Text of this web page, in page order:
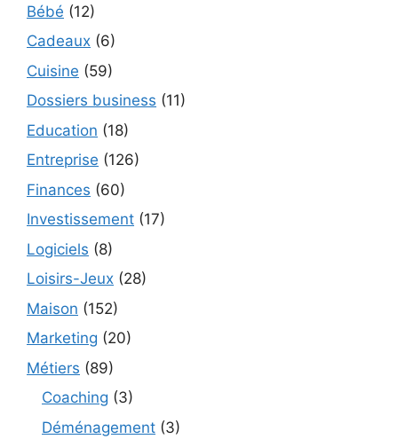
Bébé (12)
Cadeaux (6)
Cuisine (59)
Dossiers business (11)
Education (18)
Entreprise (126)
Finances (60)
Investissement (17)
Logiciels (8)
Loisirs-Jeux (28)
Maison (152)
Marketing (20)
Métiers (89)
Coaching (3)
Déménagement (3)